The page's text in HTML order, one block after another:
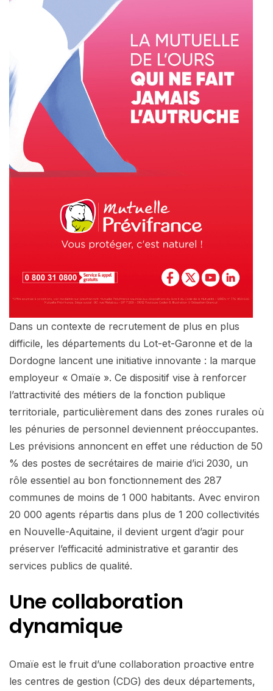
Dans un contexte de recrutement de plus en plus
difficile, les départements du Lot-et-Garonne et de la
Dordogne lancent une initiative innovante : la marque
employeur « Omaïe ». Ce dispositif vise à renforcer
l’attractivité des métiers de la fonction publique
territoriale, particulièrement dans des zones rurales où
les pénuries de personnel deviennent préoccupantes.
Les prévisions annoncent en effet une réduction de 50
% des postes de secrétaires de mairie d’ici 2030, un
rôle essentiel au bon fonctionnement des 287
communes de moins de 1 000 habitants. Avec environ
20 000 agents répartis dans plus de 1 200 collectivités
en Nouvelle-Aquitaine, il devient urgent d’agir pour
préserver l’efficacité administrative et garantir des
services publics de qualité.
Une collaboration
dynamique
Omaïe est le fruit d’une collaboration proactive entre
les centres de gestion (CDG) des deux départements,